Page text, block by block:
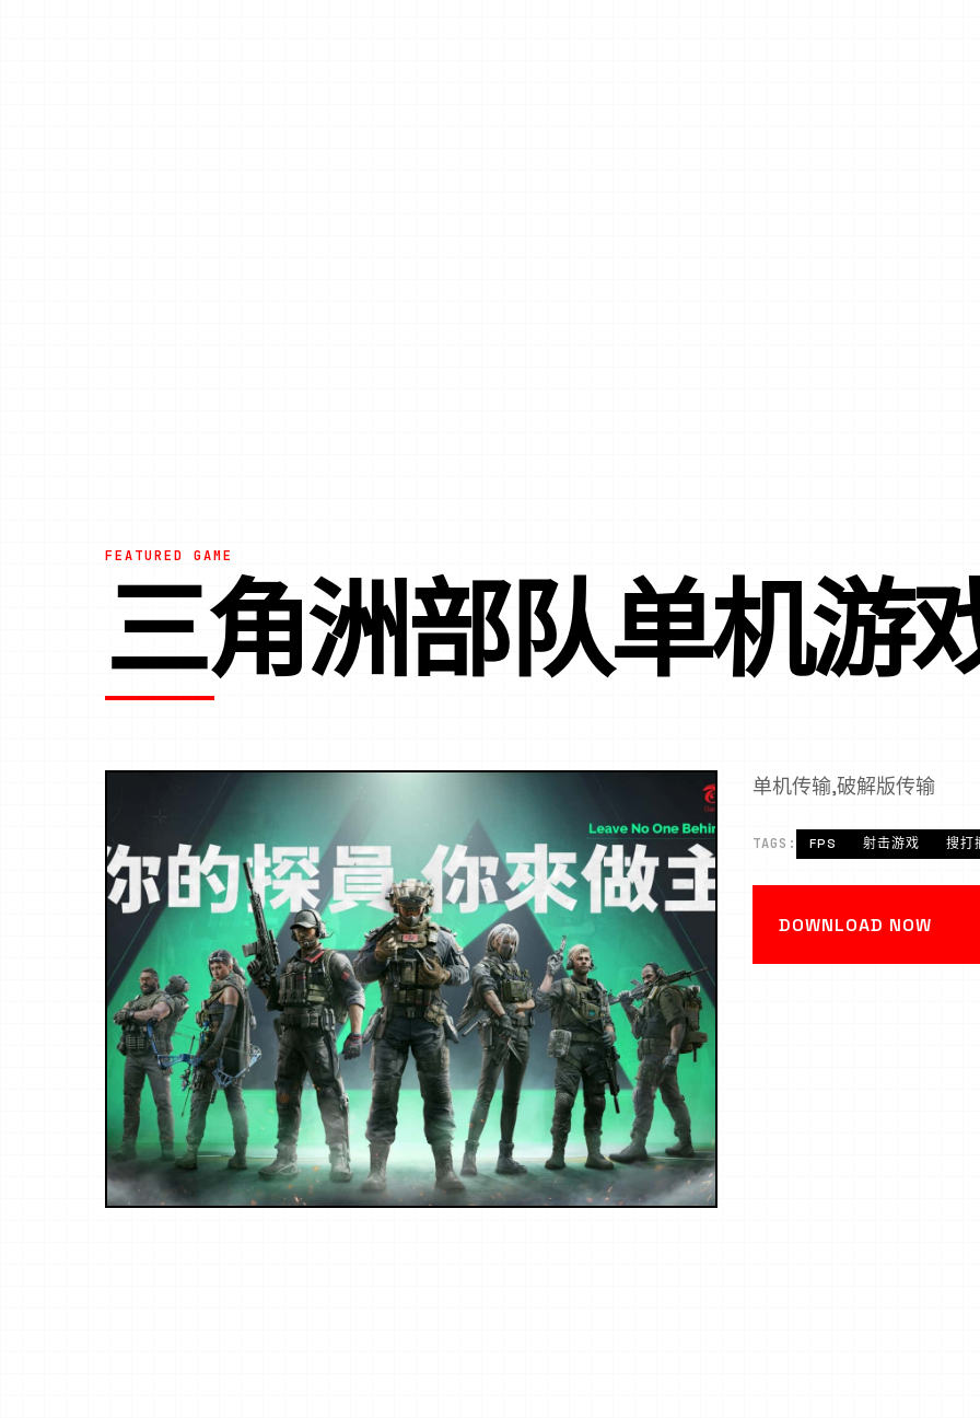
FEATURED GAME
三角洲部队单机游
单机传输,破解版传输
TAGS: FPS 射击游戏 搜打
DOWNLOAD NOW